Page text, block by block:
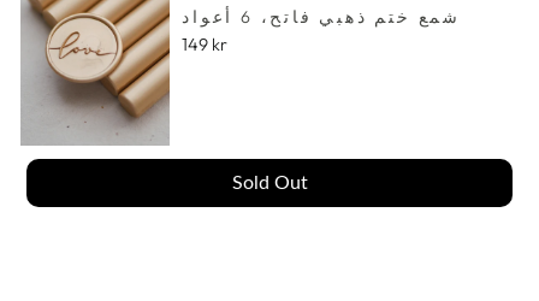
شمع ختم ذهبي فاتح، 6 أعواد
149 kr
Sold Out